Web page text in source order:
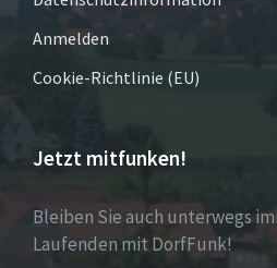
Anmelden
Cookie-Richtlinie (EU)
Jetzt mitfunken!
Bleiben Sie auch unterwegs
Laufenden mit DorfFunk!